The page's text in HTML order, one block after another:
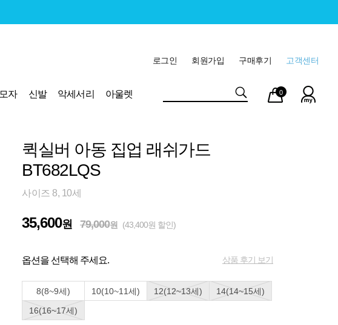
고객센터
구매후기
회원가입
로그인
모자 신발 악세서리
아울렛
마이
페이
장바
구니
0
퀵실버 아동 집업 래쉬가드
BT682LQS
사이즈 8, 10세
35,600원 79,000원 (43,400원 할인)
옵션을 선택해 주세요. 상품 후기 보기
8(8~9세) 10(10~11세) 12(12~13세)
14(14~15세)
16(16~17세)